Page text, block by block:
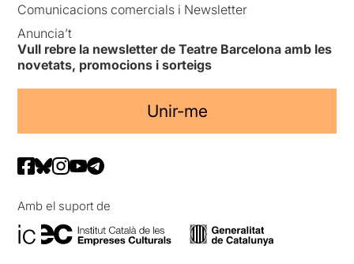
Comunicacions comercials i Newsletter
Anuncia’t
Vull rebre la newsletter de Teatre Barcelona amb les
novetats, promocions i sorteigs
Unir-me
Amb el suport de